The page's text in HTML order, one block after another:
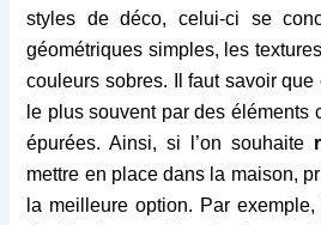
styles de déco, celui-ci se
géométriques simples, les
couleurs sobres. Il faut savoir
le plus souvent par des éléments
épurées. Ainsi, si l’on souhaite
mettre en place dans la maison,
la meilleure option. Par